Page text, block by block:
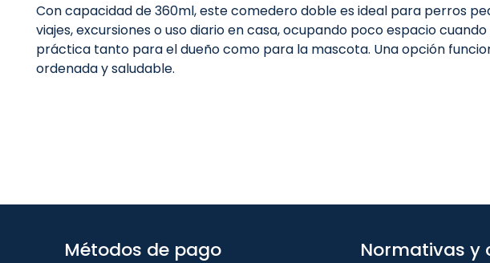
Con capacidad de 360ml, este comedero doble es ideal para perros
viajes, excursiones o uso diario en casa, ocupando poco espacio
práctica tanto para el dueño como para la mascota. Una opción
ordenada y saludable.
Métodos de pago Normativas y